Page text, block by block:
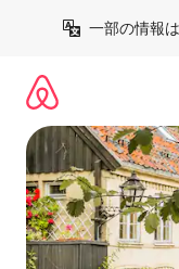
一部の情報